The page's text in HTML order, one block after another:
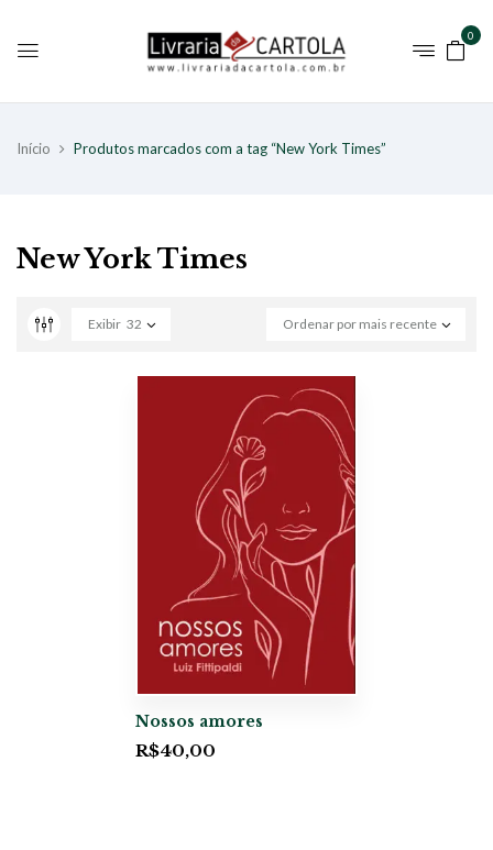
0
Início Produtos marcados com a tag “New York Times”
New York Times
Ordenar por mais recente
Exibir 32
Nossos amores
R$40,00